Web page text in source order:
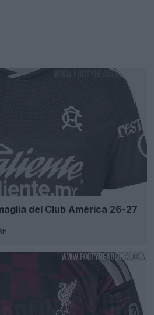
del Club América 26-27